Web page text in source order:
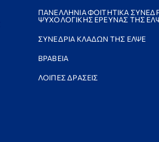
ΠΑΝΕΛΛΗΝΙΑ ΦΟΙΤΗΤΙΚΑ
ΨΥΧΟΛΟΓΙΚΗΣ ΕΡΕΥΝΑΣ ΤΗΣ
ΣΥΝΕΔΡΙΑ ΚΛΑΔΩΝ ΤΗΣ ΕΛΨΕ
ΒΡΑΒΕΙΑ
ΛΟΙΠΕΣ ΔΡΑΣΕΙΣ